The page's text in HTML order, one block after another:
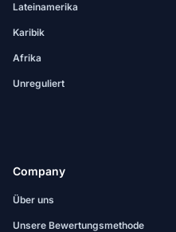
Lateinamerika
Karibik
Afrika
Unreguliert
Company
Über uns
Unsere Bewertungsmethode